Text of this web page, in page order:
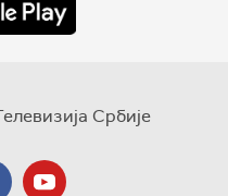
Србије